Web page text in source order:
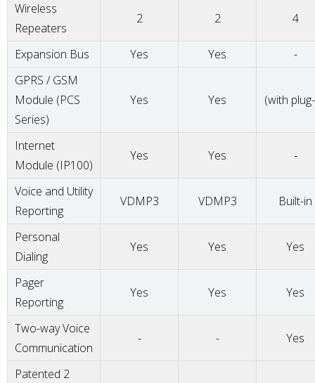
Wireless
Repeaters
2 2 4
Expansion Bus Yes Yes
-
GPRS / GSM
Module (PCS
Series)
Yes Yes (with
Internet
Module (IP100)
Yes Yes -
Voice and Utility
Reporting
VDMP3 VDMP3 Built-in
Personal
Dialing
Yes Yes Yes
Pager
Reporting
Yes Yes Yes
Two-way Voice
Communication
- - Yes
Patented 2